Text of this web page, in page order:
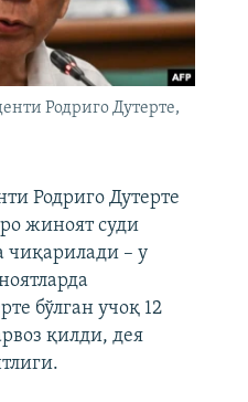
Родриго Дутерте,
Родриго Дутерте
жиноят суди
– у
бўлган учоқ 12
қилди, дея